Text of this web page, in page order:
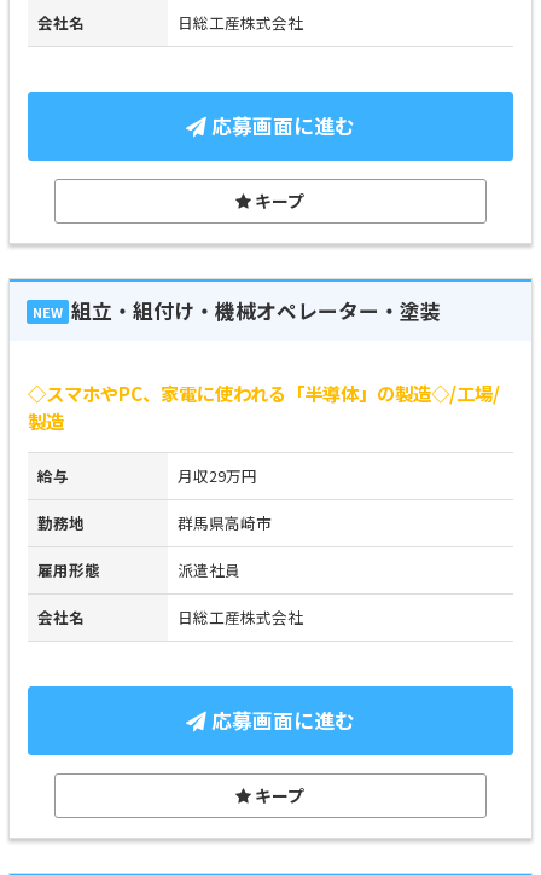
会社名 日総工産株式会社
応募画面に進む
キープ
NEW 組立・組付け・機械オペレーター・塗装
◇スマホやPC、家電に使われる「半導体」の製造◇/工場/
製造
給与 月収29万円
勤務地 群馬県高崎市
雇用形態 派遣社員
会社名 日総工産株式会社
応募画面に進む
キープ